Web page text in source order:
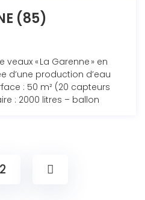
(85)
veaux « La Garenne » en
d’une production d’eau
: 50 m² (20 capteurs
: 2000 litres – ballon
2